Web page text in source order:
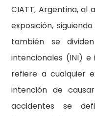
CIATT, Argentina, al
exposición,
también se
intencionales (INI) e
refiere a cualquier
intención de
accidentes se